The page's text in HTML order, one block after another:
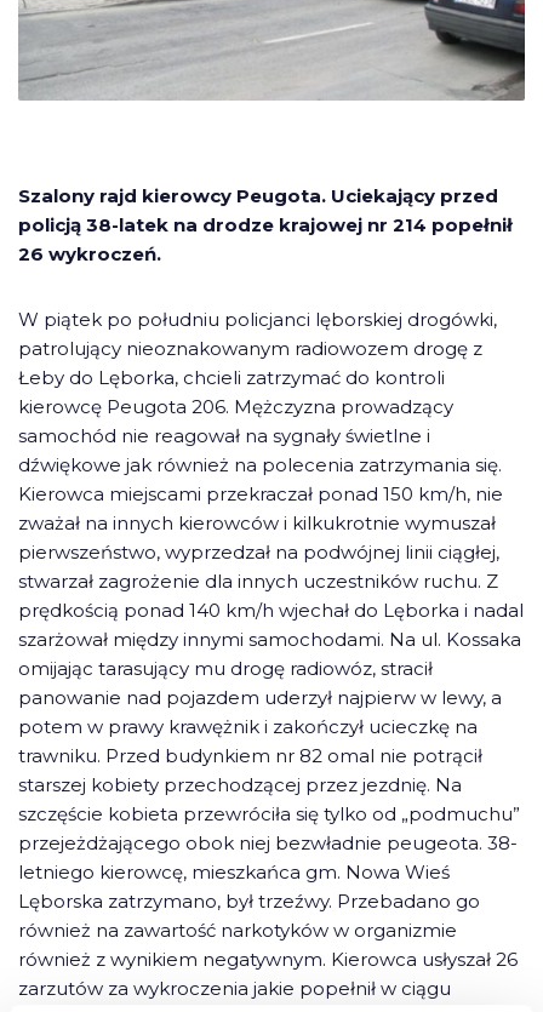
Szalony rajd kierowcy Peugota. Uciekający przed
policją 38-latek na drodze krajowej nr 214 popełnił
26 wykroczeń.
W piątek po południu policjanci lęborskiej drogówki,
patrolujący nieoznakowanym radiowozem drogę z
Łeby do Lęborka, chcieli zatrzymać do kontroli
kierowcę Peugota 206. Mężczyzna prowadzący
samochód nie reagował na sygnały świetlne i
dźwiękowe jak również na polecenia zatrzymania się.
Kierowca miejscami przekraczał ponad 150 km/h, nie
zważał na innych kierowców i kilkukrotnie wymuszał
pierwszeństwo, wyprzedzał na podwójnej linii ciągłej,
stwarzał zagrożenie dla innych uczestników ruchu. Z
prędkością ponad 140 km/h wjechał do Lęborka i nadal
szarżował między innymi samochodami. Na ul. Kossaka
omijając tarasujący mu drogę radiowóz, stracił
panowanie nad pojazdem uderzył najpierw w lewy, a
potem w prawy krawężnik i zakończył ucieczkę na
trawniku. Przed budynkiem nr 82 omal nie potrącił
starszej kobiety przechodzącej przez jezdnię. Na
szczęście kobieta przewróciła się tylko od „podmuchu”
przejeżdżającego obok niej bezwładnie peugeota. 38-
letniego kierowcę, mieszkańca gm. Nowa Wieś
Lęborska zatrzymano, był trzeźwy. Przebadano go
również na zawartość narkotyków w organizmie
również z wynikiem negatywnym. Kierowca usłyszał 26
zarzutów za wykroczenia jakie popełnił w ciągu